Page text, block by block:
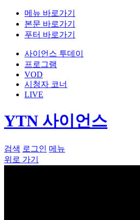
메뉴 바로가기
본문 바로가기
푸터 바로가기
사이언스 투데이
프로그램
VOD
시청자 코너
LIVE
YTN 사이언스
검색 로그인 메뉴
위로 가기